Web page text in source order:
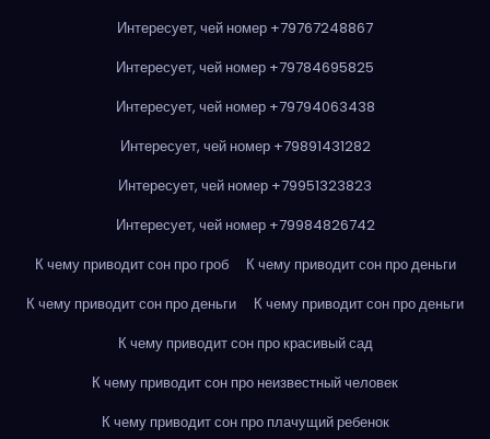
Интересует, чей номер +79767248867
Интересует, чей номер +79784695825
Интересует, чей номер +79794063438
Интересует, чей номер +79891431282
Интересует, чей номер +79951323823
Интересует, чей номер +79984826742
К чему приводит сон про гроб
К чему приводит сон про деньги
К чему приводит сон про деньги
К чему приводит сон про деньги
К чему приводит сон про красивый сад
К чему приводит сон про неизвестный человек
К чему приводит сон про плачущий ребенок